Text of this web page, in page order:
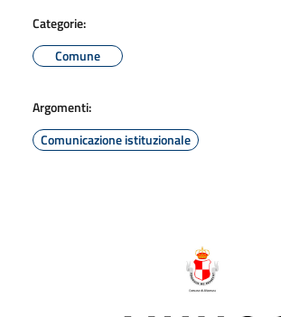
Categorie:
Comune
Argomenti:
Comunicazione istituzionale